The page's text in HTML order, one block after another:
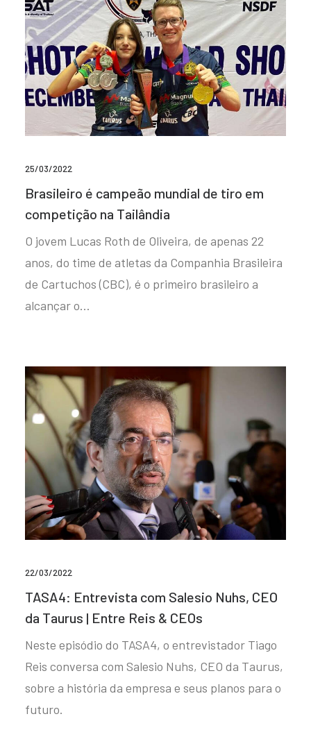
25/03/2022
Brasileiro é campeão mundial de tiro em
competição na Tailândia
O jovem Lucas Roth de Oliveira, de apenas 22
anos, do time de atletas da Companhia Brasileira
de Cartuchos (CBC), é o primeiro brasileiro a
alcançar o…
22/03/2022
TASA4: Entrevista com Salesio Nuhs, CEO
da Taurus | Entre Reis & CEOs
Neste episódio do TASA4, o entrevistador Tiago
Reis conversa com Salesio Nuhs, CEO da Taurus,
sobre a história da empresa e seus planos para o
futuro.